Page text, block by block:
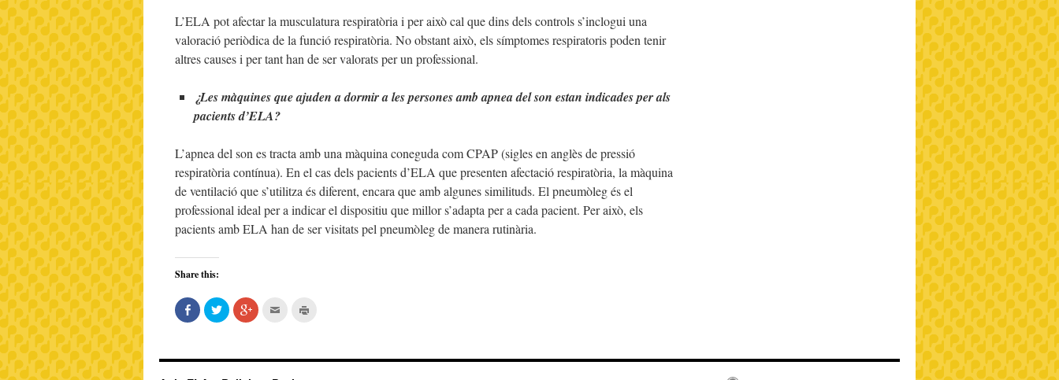
L’ELA pot afectar la musculatura respiratòria i per això cal que dins dels controls s’inclogui una
valoració periòdica de la funció respiratòria. No obstant això, els símptomes respiratoris poden tenir
altres causes i per tant han de ser valorats per un professional.
¿Les màquines que ajuden a dormir a les persones amb apnea del son estan indicades per als
pacients d’ELA?
L’apnea del son es tracta amb una màquina coneguda com CPAP (sigles en anglès de pressió
respiratòria contínua). En el cas dels pacients d’ELA que presenten afectació respiratòria, la màquina
de ventilació que s’utilitza és diferent, encara que amb algunes similituds. El pneumòleg és el
professional ideal per a indicar el dispositiu que millor s’adapta per a cada pacient. Per això, els
pacients amb ELA han de ser visitats pel pneumòleg de manera rutinària.
Share this:
Share
on
Facebook
window)
Click
to
share
in
Click
to
in
Click
friend window)